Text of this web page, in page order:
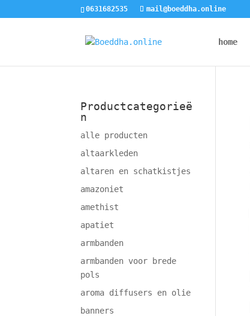
0631682535 mail@boeddha.online
home
Productcategorieë
n
alle producten
altaarkleden
altaren en schatkistjes
amazoniet
amethist
apatiet
armbanden
armbanden voor brede
pols
aroma diffusers en olie
banners